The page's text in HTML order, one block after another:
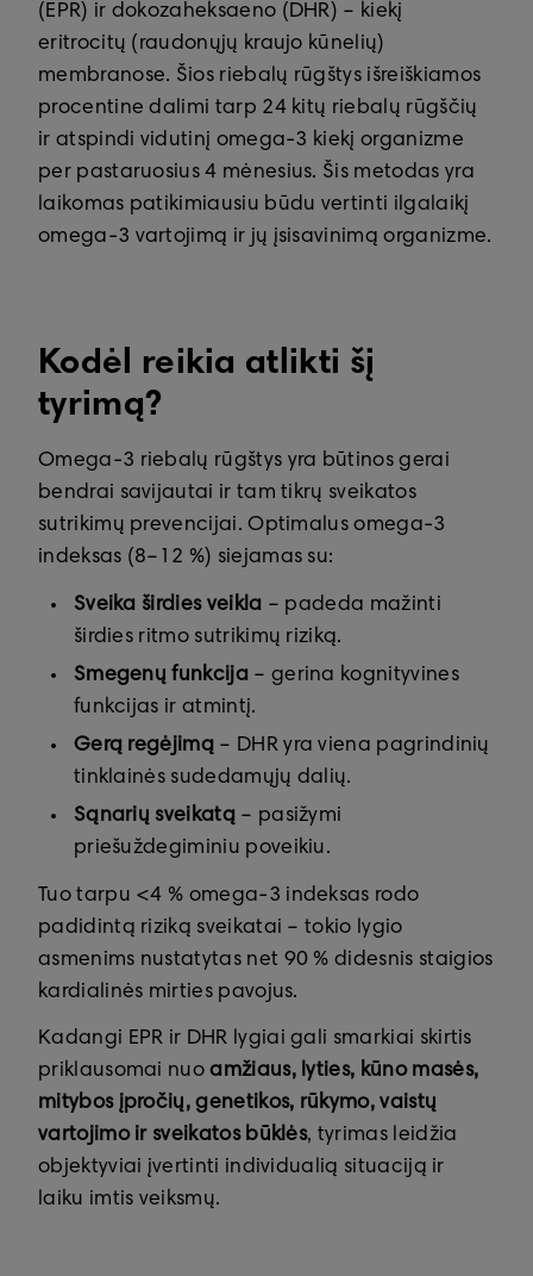
(EPR) ir dokozaheksaeno (DHR) – kiekį
eritrocitų (raudonųjų kraujo kūnelių)
membranose. Šios riebalų rūgštys išreiškiamos
procentine dalimi tarp 24 kitų riebalų rūgščių
ir atspindi vidutinį omega-3 kiekį organizme
per pastaruosius 4 mėnesius. Šis metodas yra
laikomas patikimiausiu būdu vertinti ilgalaikį
omega-3 vartojimą ir jų įsisavinimą organizme.
Kodėl reikia atlikti šį
tyrimą?
Omega-3 riebalų rūgštys yra būtinos gerai
bendrai savijautai ir tam tikrų sveikatos
sutrikimų prevencijai. Optimalus omega-3
indeksas (8–12 %) siejamas su:
Sveika širdies veikla – padeda mažinti
širdies ritmo sutrikimų riziką.
Smegenų funkcija – gerina kognityvines
funkcijas ir atmintį.
Gerą regėjimą – DHR yra viena pagrindinių
tinklainės sudedamųjų dalių.
Sąnarių sveikatą – pasižymi
priešuždegiminiu poveikiu.
Tuo tarpu <4 % omega-3 indeksas rodo
padidintą riziką sveikatai – tokio lygio
asmenims nustatytas net 90 % didesnis staigios
kardialinės mirties pavojus.
Kadangi EPR ir DHR lygiai gali smarkiai skirtis
priklausomai nuoamžiaus, lyties, kūno masės,
mitybos įpročių, genetikos, rūkymo, vaistų
vartojimo ir sveikatos būklės, tyrimas leidžia
objektyviai įvertinti individualią situaciją ir
laiku imtis veiksmų.